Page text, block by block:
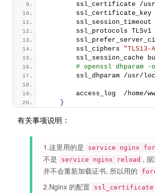
ssl_certificate /
ssl_session_timeout
ssl_protocols TLSv1
        ssl_ciphers
"TLS13-
ssl_session_cache
# openssl dhparam
ssl_dhparam /usr/
access_log  /home/
}
有关事项说明：
1.这里用的是 service nginx
不是
service nginx reload ,
并不会重新加载证书, 所以用的
2.Nginx 的配置 ssl_certificate